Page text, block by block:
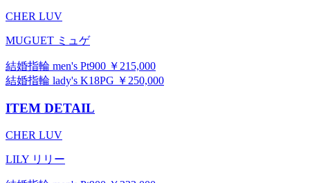
CHER LUV
MUGUET ミュゲ
結婚指輪 men's Pt900 ￥215,000
結婚指輪 lady's K18PG ￥250,000
ITEM DETAIL
CHER LUV
LILY リリー